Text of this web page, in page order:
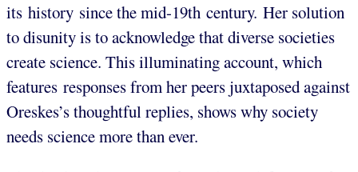
its history since the mid-19th century. Her solution
to disunity is to acknowledge that diverse societies
create science. This illuminating account, which
features responses from her peers juxtaposed against
Oreskes’s thoughtful replies, shows why society
needs science more than ever.